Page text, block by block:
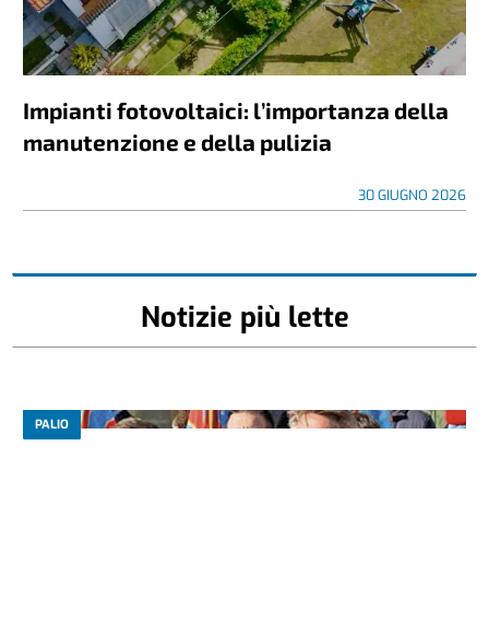
Impianti fotovoltaici: l’importanza della
manutenzione e della pulizia
30 GIUGNO 2026
Notizie più lette
PALIO